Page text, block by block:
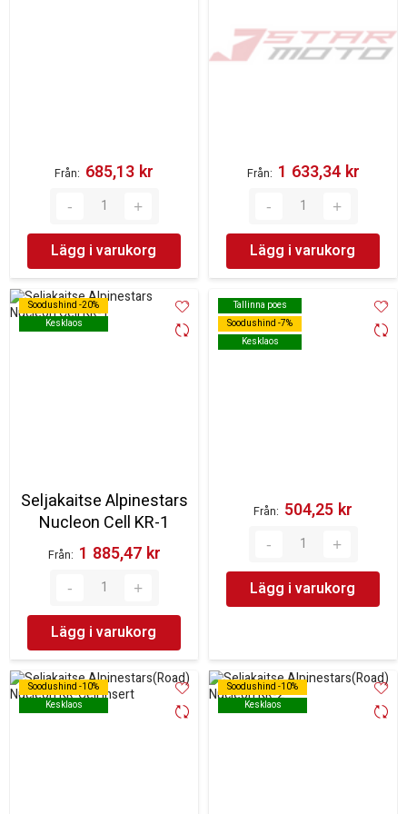
Från 685,13 kr‎
Lägg i varukorg
Från 1 633,34 kr‎
Lägg i varukorg
Soodushind -20%
Kesklaos
Soodushind -20%
Kesklaos
Seljakaitse Alpinestars
Nucleon Cell KR-1
Från 1 885,47 kr‎
Lägg i varukorg
Tallinna poes
Soodushind -7%
Kesklaos
Tallinna poes
Soodushind -7%
Kesklaos
Från 504,25 kr‎
Lägg i varukorg
Soodushind -10%
Kesklaos
Soodushind -10%
Kesklaos
Soodushind -10%
Kesklaos
Soodushind -10%
Kesklaos